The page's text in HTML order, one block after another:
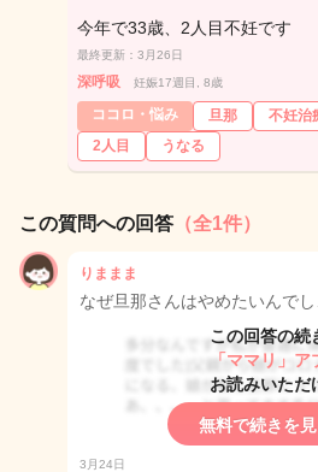
今年で33歳、2人目不妊です
最終更新：3月26日
深呼吸 妊娠17週目, 8歳
ココロ・悩み 旦那 不妊治
2人目
うなる
この質問への回答 （全1件）
りままま
なぜ旦那さんはやめたいんでし
この回答の続
「ママリ」ア
お読みいただ
無料で続きを
3月24日